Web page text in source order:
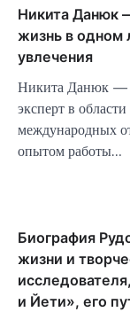
Никита Данюк
жизнь в одном
увлечения
Никита Данюк —
эксперт в
международных
опытом работы…
Биография
жизни и
и Йети», его